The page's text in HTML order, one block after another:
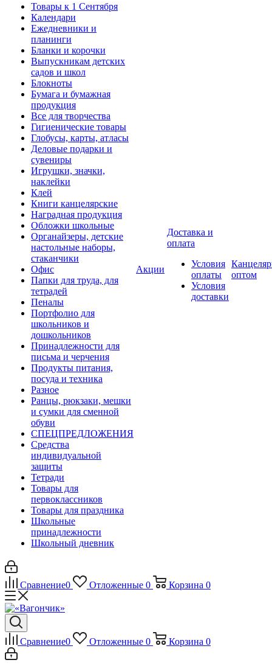
Товары к 1 Сентября
Календари
Ежедневники и
планинги
Бланки и корочки
Выпускникам детских
садов и школ
Блокноты
Бумага и бумажная
продукция
Все для творчества
Гигиенические товары
Глобусы, карты, атласы
Деловые подарки и
сувениры
Игрушки, значки,
наклейки
Клей
Книги канцелярские
Наградная продукция
Обложки школьные
Органайзеры, детские
настольные наборы,
стаканчики
Офис
Папки для труда, для
тетрадей
Пеналы
Портфолио для
школьников и
дошкольников
Принадлежности для
письма и черчения
Продукты питания,
посуда и техника
Разное
Ранцы, рюкзаки, мешки
и сумки для сменной
обуви
СПЕЦПРЕДЛОЖЕНИЯ
Средства
индивидуальной
защиты
Тетради
Товары для
первоклассников
Товары для праздника
Школьные
принадлежности
Школьный дневник
Акции
Доставка и
оплата
Условия
оплаты
Условия
доставки
оптом
Сравнение0 Отложенные 0 Корзина 0
Сравнение0 Отложенные 0 Корзина 0